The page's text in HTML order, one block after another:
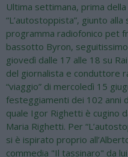
Ultima settimana, prima
“L’autostoppista”, giunto
programma radiofonico pet
bassotto Byron,
giovedì dalle 17 alle 18 su
del giornalista e conduttore
“viaggio” di mercoledì 15
festeggiamenti dei 102 anni
quale Igor Righetti è cugino
Maria Righetti. Per
si è ispirato proprio
commedia "Il tassinaro" da